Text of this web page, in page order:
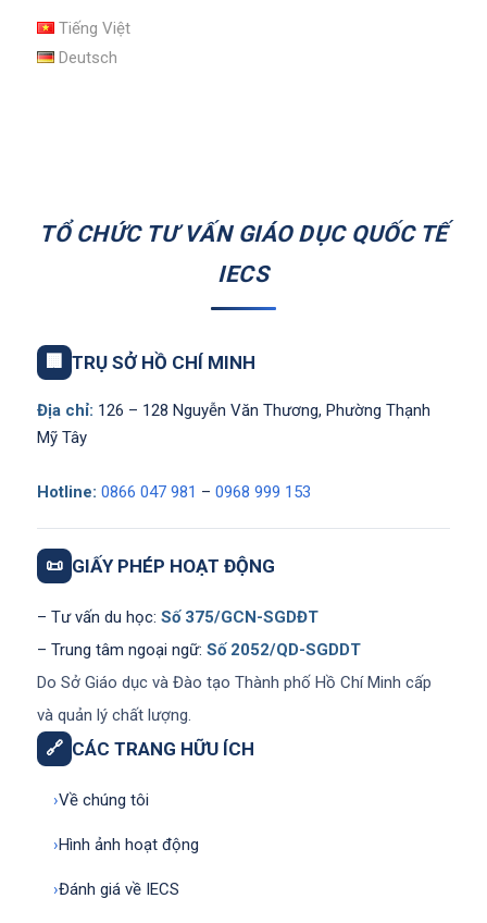
Tiếng Việt
Deutsch
TỔ CHỨC TƯ VẤN GIÁO DỤC QUỐC TẾ
IECS
🏢 TRỤ SỞ HỒ CHÍ MINH
Địa chỉ: 126 – 128 Nguyễn Văn Thương, Phường Thạnh
Mỹ Tây
Hotline: 0866 047 981 – 0968 999 153
📜 GIẤY PHÉP HOẠT ĐỘNG
– Tư vấn du học: Số 375/GCN-SGDĐT
– Trung tâm ngoại ngữ: Số 2052/QD-SGDDT
Do Sở Giáo dục và Đào tạo Thành phố Hồ Chí Minh cấp
và quản lý chất lượng.
🔗 CÁC TRANG HỮU ÍCH
›Về chúng tôi
›Hình ảnh hoạt động
›Đánh giá về IECS